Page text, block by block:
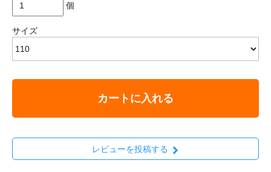
個
サイズ
カートに入れる
レビューを投稿する